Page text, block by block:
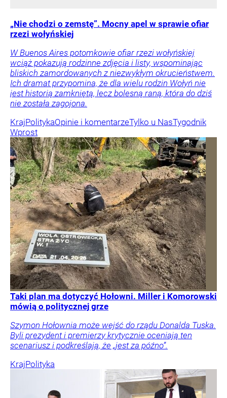
„Nie chodzi o zemstę”. Mocny apel w sprawie ofiar
rzezi wołyńskiej
W Buenos Aires potomkowie ofiar rzezi wołyńskiej
wciąż pokazują rodzinne zdjęcia i listy, wspominając
bliskich zamordowanych z niezwykłym okrucieństwem.
Ich dramat przypomina, że dla wielu rodzin Wołyń nie
jest historią zamkniętą, lecz bolesną raną, która do dziś
nie została zagojona.
KrajPolitykaOpinie i komentarzeTylko u NasTygodnik
Wprost
Taki plan ma dotyczyć Hołowni. Miller i Komorowski
mówią o politycznej grze
Szymon Hołownia może wejść do rządu Donalda Tuska.
Byli prezydent i premierzy krytycznie oceniają ten
scenariusz i podkreślają, że „jest za późno”.
KrajPolityka